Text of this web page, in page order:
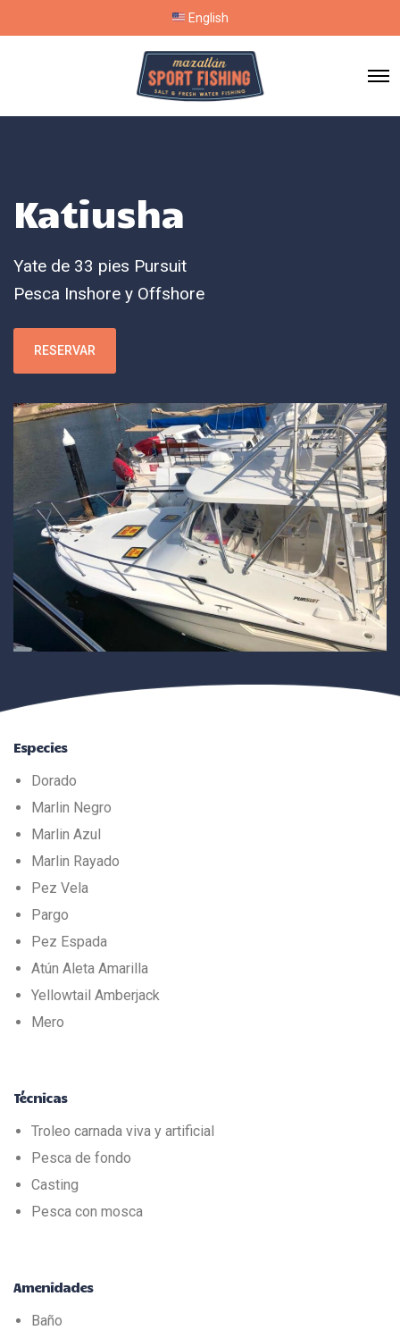
English
Katiusha
Yate de 33 pies Pursuit
Pesca Inshore y Offshore
RESERVAR
Especies
Dorado
Marlin Negro
Marlin Azul
Marlin Rayado
Pez Vela
Pargo
Pez Espada
Atún Aleta Amarilla
Yellowtail Amberjack
Mero
Técnicas
Troleo carnada viva y artificial
Pesca de fondo
Casting
Pesca con mosca
Amenidades
Baño